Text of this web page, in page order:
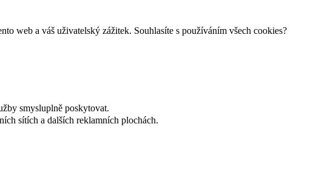
web a váš uživatelský zážitek. Souhlasíte s používáním všech cookies?
smysluplně poskytovat.
sítích a dalších reklamních plochách.